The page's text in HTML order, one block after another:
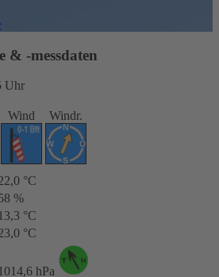
& -messdaten
Uhr
Wind Windr.
°C
%
13,3 °C
°C
1014,6 hPa